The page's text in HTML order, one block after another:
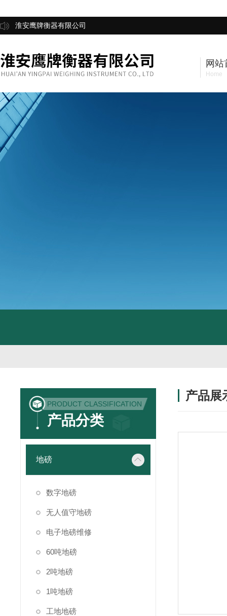
淮安鹰牌衡器有限公司
网站
Home
PRODUCT CLASSIFICATION
产品分类
地磅
数字地磅
无人值守地磅
电子地磅维修
60吨地磅
2吨地磅
1吨地磅
工地地磅
产品展